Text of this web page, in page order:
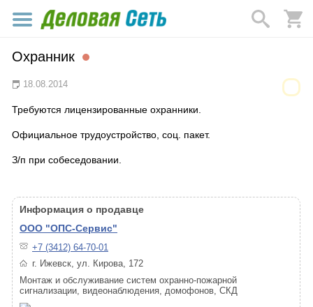
Охранник
18.08.2014
Требуются лицензированные охранники.
Официальное трудоустройство, соц. пакет.
З/п при собеседовании.
Информация о продавце
ООО "ОПС-Сервис"
+7 (3412) 64-70-01
г. Ижевск, ул. Кирова, 172
Монтаж и обслуживание систем охранно-пожарной
сигнализации, видеонаблюдения, домофонов, СКД